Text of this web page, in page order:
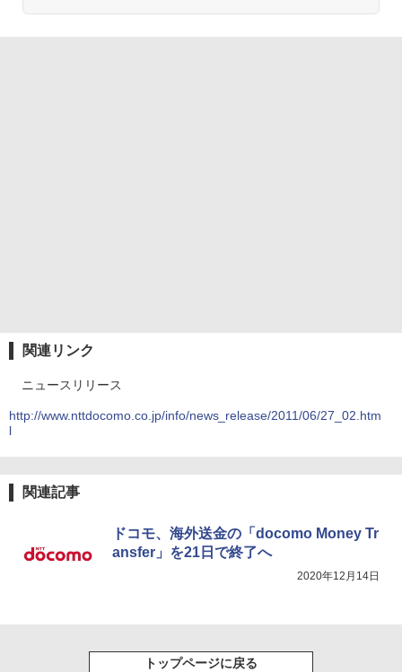
関連リンク
ニュースリリース
http://www.nttdocomo.co.jp/info/news_release/2011/06/27_02.htm
l
関連記事
ドコモ、海外送金の「docomo Money Tr
ansfer」を21日で終了へ
2020年12月14日
トップページに戻る